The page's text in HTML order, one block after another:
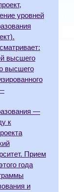
уровней
высшего
высшего
—
к
Прием
года
и